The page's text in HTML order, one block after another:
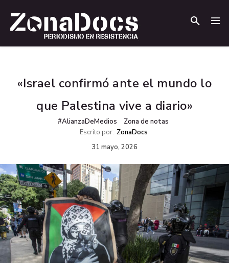
«Israel confirmó ante el mundo lo
que Palestina vive a diario»
#AlianzaDeMedios
Zona de notas
Escrito por: ZonaDocs
31 mayo, 2026